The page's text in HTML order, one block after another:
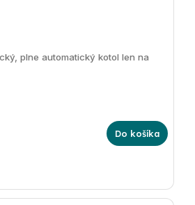
Do košíka
plne automatický kotol len na